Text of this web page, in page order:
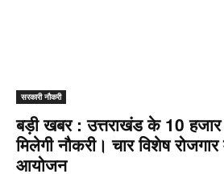
सरकारी नौकरी
बड़ी खबर : उत्तराखंड के 10
मिलेगी नौकरी। चार विशेष रोजगार
आयोजन